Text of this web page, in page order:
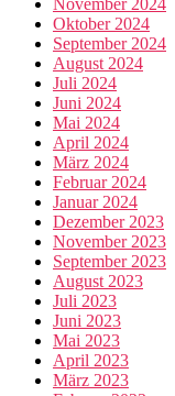
November 2024
Oktober 2024
September 2024
August 2024
Juli 2024
Juni 2024
Mai 2024
April 2024
März 2024
Februar 2024
Januar 2024
Dezember 2023
November 2023
September 2023
August 2023
Juli 2023
Juni 2023
Mai 2023
April 2023
März 2023